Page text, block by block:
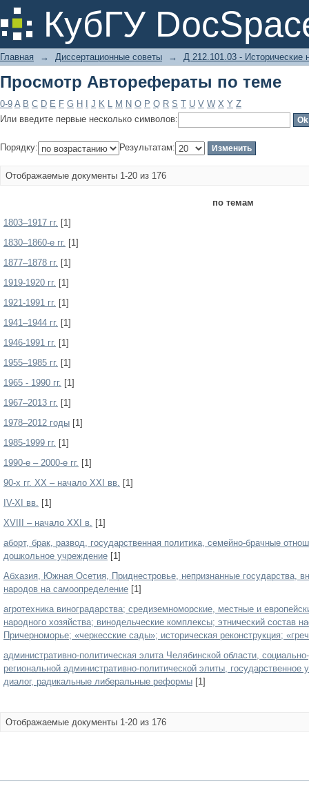
КубГУ
Просмотр Авторефераты по теме
Главная → Диссертационные советы → Д 212.101.03 - Исторические
Просмотр Авторефераты по теме
0-9 A B C D E F G H J K L M N O P Q R S T U V W X Y Z
Или введите первые несколько символов:
Порядку: Результатам:
Отображаемые документы 1-20 из 176
по темам
1803–1917 гг. [1]
1830–1860-е гг. [1]
1877–1878 гг. [1]
1919-1920 гг. [1]
1921-1991 гг. [1]
1941–1944 гг. [1]
1946-1991 гг. [1]
1955–1985 гг. [1]
1965 - 1990 гг. [1]
1967–2013 гг. [1]
1978–2012 годы [1]
1985-1999 гг. [1]
1990-е – 2000-е гг. [1]
90-х гг. XX – начало XXI вв. [1]
IV-XI вв. [1]
XVIII – начало XXI в. [1]
аборт, брак, развод, государственная политика, семейно-брачные
дошкольное учреждение [1]
Абхазия, Южная Осетия, Приднестровье, непризнанные государства,
народов на самоопределение [1]
агротехника виноградарства; средиземноморские, местные и
народного хозяйства; винодельческие комплексы; этнический состав
Причерноморье; «черкесские сады»; историческая реконструкция;
административно-политическая элита Челябинской области,
региональной административно-политической элиты, государственное
диалог, радикальные либеральные реформы [1]
Отображаемые документы 1-20 из 176